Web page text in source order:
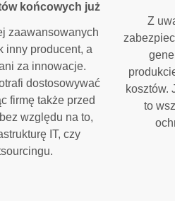
końcowych już
zaawansowanych
inny producent, a
za innowacje.
dostosowywać
firmę także przed
względu na to,
IT, czy
Z
kosztów.
to